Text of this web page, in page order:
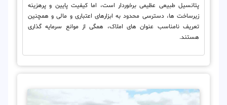
پتانسیل طبیعی عظیمی برخوردار است، اما کیفیت پایین و پرهزینه
زیرساخت ها، دسترسی محدود به ابزارهای اعتباری و مالی و همچنین
تعریف نامناسب عنوان های املاک، همگی از موانع سرمایه گذاری
هستند.